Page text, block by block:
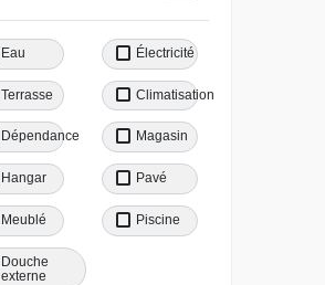
Eau Électricité
Terrasse Climatisation
Dépendance Magasin
Hangar Pavé
Meublé Piscine
Douche
externe